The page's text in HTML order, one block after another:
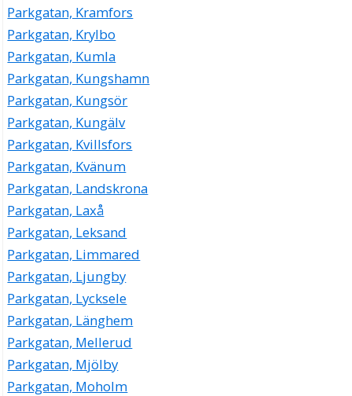
Parkgatan, Kramfors
Parkgatan, Krylbo
Parkgatan, Kumla
Parkgatan, Kungshamn
Parkgatan, Kungsör
Parkgatan, Kungälv
Parkgatan, Kvillsfors
Parkgatan, Kvänum
Parkgatan, Landskrona
Parkgatan, Laxå
Parkgatan, Leksand
Parkgatan, Limmared
Parkgatan, Ljungby
Parkgatan, Lycksele
Parkgatan, Länghem
Parkgatan, Mellerud
Parkgatan, Mjölby
Parkgatan, Moholm